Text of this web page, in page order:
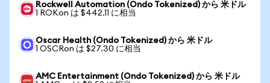
Rockwell Automation (Ondo Tokenized) から 米ドル
1 ROKon は $442.11 に相当
Oscar Health (Ondo Tokenized) から 米ドル
1 OSCRon は $27.30 に相当
AMC Entertainment (Ondo Tokenized) から 米ドル